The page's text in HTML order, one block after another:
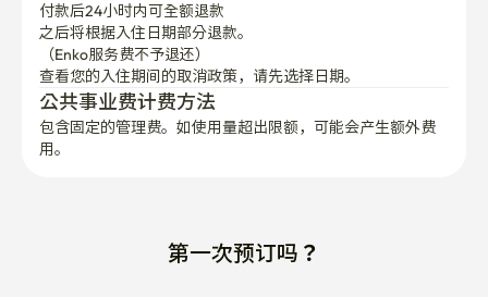
付款后24小时内可全额退款
之后将根据入住日期部分退款。
（Enko服务费不予退还）
查看您的入住期间的取消政策，请先选择日期。
公共事业费计费方法
包含固定的管理费。如使用量超出限额，可能会产生额外费
用。
第一次预订吗？